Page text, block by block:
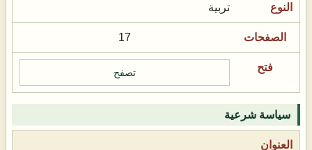
تربية
17
تصفح
سياسة شرعية